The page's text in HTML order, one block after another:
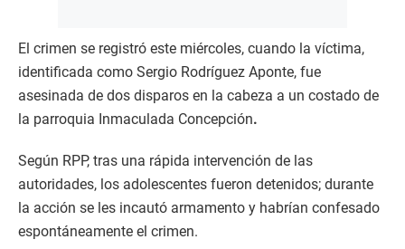
El crimen se registró este miércoles, cuando la víctima,
identificada como Sergio Rodríguez Aponte, fue
asesinada de dos disparos en la cabeza a un costado de
la parroquia Inmaculada Concepción.
Según RPP, tras una rápida intervención de las
autoridades, los adolescentes fueron detenidos; durante
la acción se les incautó armamento y habrían confesado
espontáneamente el crimen.